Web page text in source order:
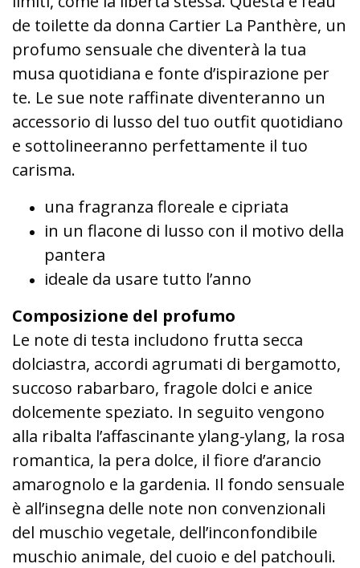
de toilette da donna Cartier La Panthère, un
profumo sensuale che diventerà la tua
musa quotidiana e fonte d’ispirazione per
te. Le sue note raffinate diventeranno un
accessorio di lusso del tuo outfit quotidiano
e sottolineeranno perfettamente il tuo
carisma.
una fragranza floreale e cipriata
in un flacone di lusso con il motivo della
pantera
ideale da usare tutto l’anno
Composizione del profumo
Le note di testa includono frutta secca
dolciastra, accordi agrumati di bergamotto,
succoso rabarbaro, fragole dolci e anice
dolcemente speziato. In seguito vengono
alla ribalta l’affascinante ylang-ylang, la rosa
romantica, la pera dolce, il fiore d’arancio
amarognolo e la gardenia. Il fondo sensuale
è all’insegna delle note non convenzionali
del muschio vegetale, dell’inconfondibile
muschio animale, del cuoio e del patchouli.